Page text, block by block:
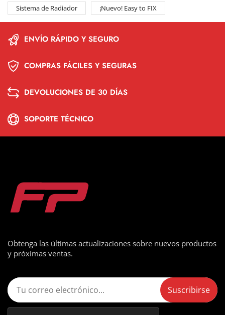
Sistema de Radiador
¡Nuevo! Easy to FIX
ENVÍO RÁPIDO Y SEGURO
COMPRAS FÁCILES Y SEGURAS
DEVOLUCIONES DE 30 DÍAS
SOPORTE TÉCNICO
Obtenga las últimas actualizaciones sobre nuevos productos
y próximas ventas.